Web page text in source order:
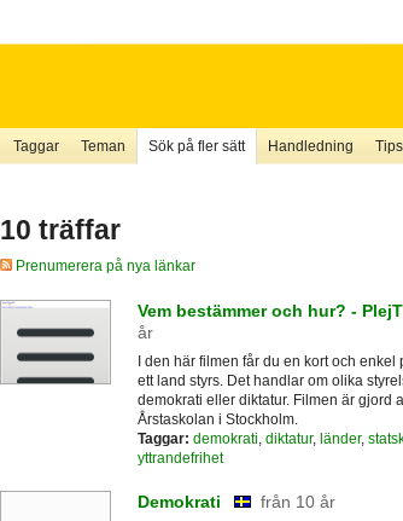
Taggar Teman Sök på fler sätt Handledning
10 träffar
Prenumerera på nya länkar
Vem bestämmer och hur? -
år
I den här filmen får du en kort och enkel
ett land styrs. Det handlar om olika
demokrati eller diktatur. Filmen är gjord
Årstaskolan i Stockholm.
Taggar: demokrati diktatur, länder,
yttrandefrihet
Demokrati från 10 år